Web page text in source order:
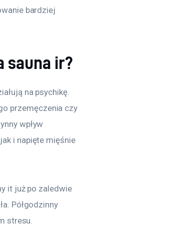
bardziej
sauna ir?
na psychikę.
przemęczenia czy
wpływ
i napięte mięśnie
it już po zaledwie
Półgodzinny
stresu.